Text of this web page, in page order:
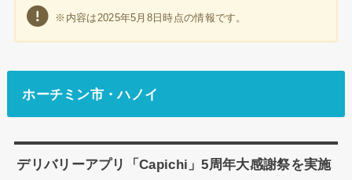
※内容は2025年5月8日時点の情報です。
ホーチミン市・ハノイ
デリバリーアプリ「Capichi」5周年大感謝祭を実施